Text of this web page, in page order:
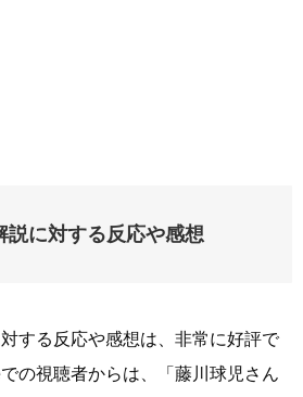
説に対する反応や感想
する反応や感想は、非常に好評で
の視聴者からは、「藤川球児さん